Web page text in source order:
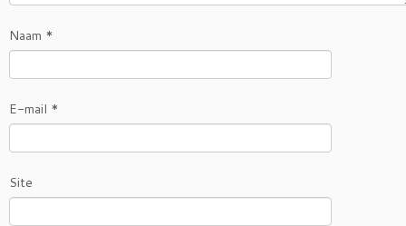
Naam *
E-mail *
Site